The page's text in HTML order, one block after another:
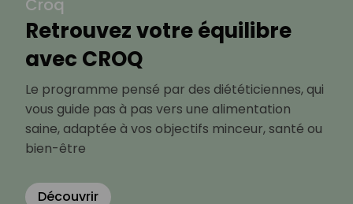
Croq
Retrouvez votre équilibre
avec CROQ
Le programme pensé par des diététiciennes, qui
vous guide pas à pas vers une alimentation
saine, adaptée à vos objectifs minceur, santé ou
bien-être
Découvrir